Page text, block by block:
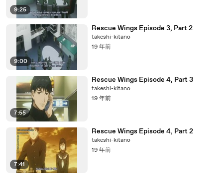
9:25
9:00
Rescue Wings Episode 3, Part 2
takeshi-kitano
19 年前
7:55
Rescue Wings Episode 4, Part 3
takeshi-kitano
19 年前
7:41
Rescue Wings Episode 4, Part 2
takeshi-kitano
19 年前